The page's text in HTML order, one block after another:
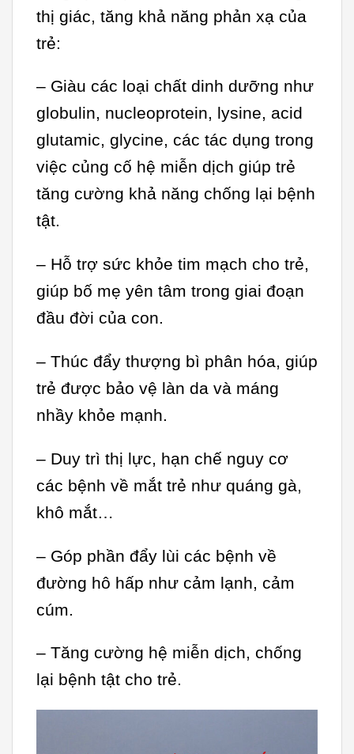
thị giác, tăng khả năng phản xạ của
trẻ:
– Giàu các loại chất dinh dưỡng như
globulin, nucleoprotein, lysine, acid
glutamic, glycine, các tác dụng trong
việc củng cố hệ miễn dịch giúp trẻ
tăng cường khả năng chống lại bệnh
tật.
– Hỗ trợ sức khỏe tim mạch cho trẻ,
giúp bố mẹ yên tâm trong giai đoạn
đầu đời của con.
– Thúc đẩy thượng bì phân hóa, giúp
trẻ được bảo vệ làn da và máng
nhầy khỏe mạnh.
– Duy trì thị lực, hạn chế nguy cơ
các bệnh về mắt trẻ như quáng gà,
khô mắt…
– Góp phần đẩy lùi các bệnh về
đường hô hấp như cảm lạnh, cảm
cúm.
– Tăng cường hệ miễn dịch, chống
lại bệnh tật cho trẻ.